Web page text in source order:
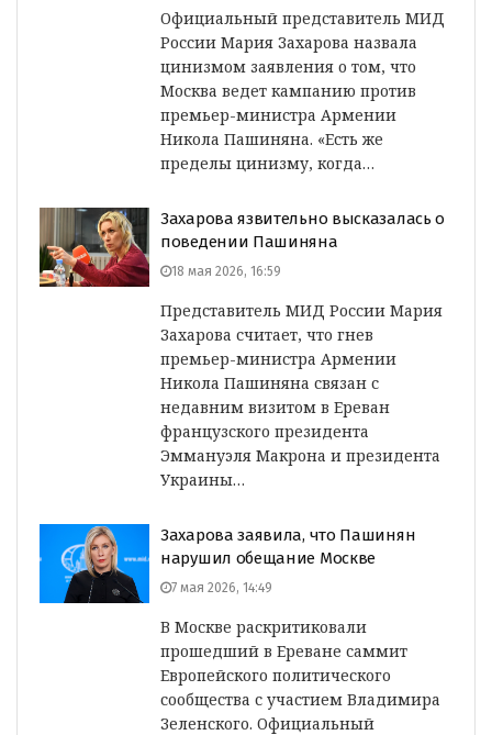
Официальный представитель МИД
России Мария Захарова назвала
цинизмом заявления о том, что
Москва ведет кампанию против
премьер-министра Армении
Никола Пашиняна. «Есть же
пределы цинизму, когда…
Захарова язвительно высказалась о
поведении Пашиняна
18 мая 2026, 16:59
Представитель МИД России Мария
Захарова считает, что гнев
премьер-министра Армении
Никола Пашиняна связан с
недавним визитом в Ереван
французского президента
Эммануэля Макрона и президента
Украины…
Захарова заявила, что Пашинян
нарушил обещание Москве
7 мая 2026, 14:49
В Москве раскритиковали
прошедший в Ереване саммит
Европейского политического
сообщества с участием Владимира
Зеленского. Официальный